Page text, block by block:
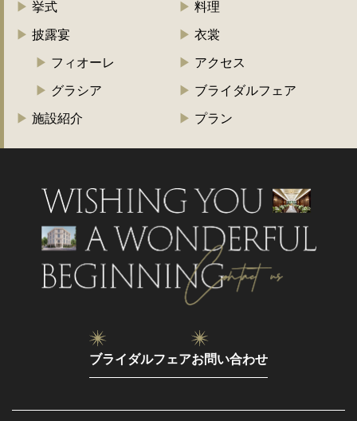
挙式
披露宴
フィオーレ
グラシア
施設紹介
料理
衣裳
アクセス
ブライダルフェア
プラン
ブライダルフェアお問い合わせ